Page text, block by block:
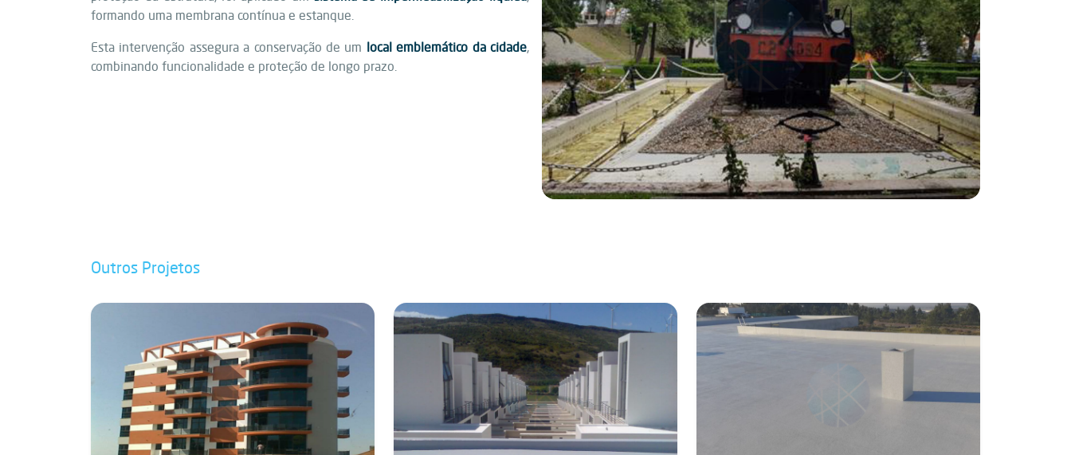
formando uma membrana contínua e estanque.
Esta intervenção assegura a conservação de um local emblemático da cidade,
combinando funcionalidade e proteção de longo prazo.
Outros Projetos